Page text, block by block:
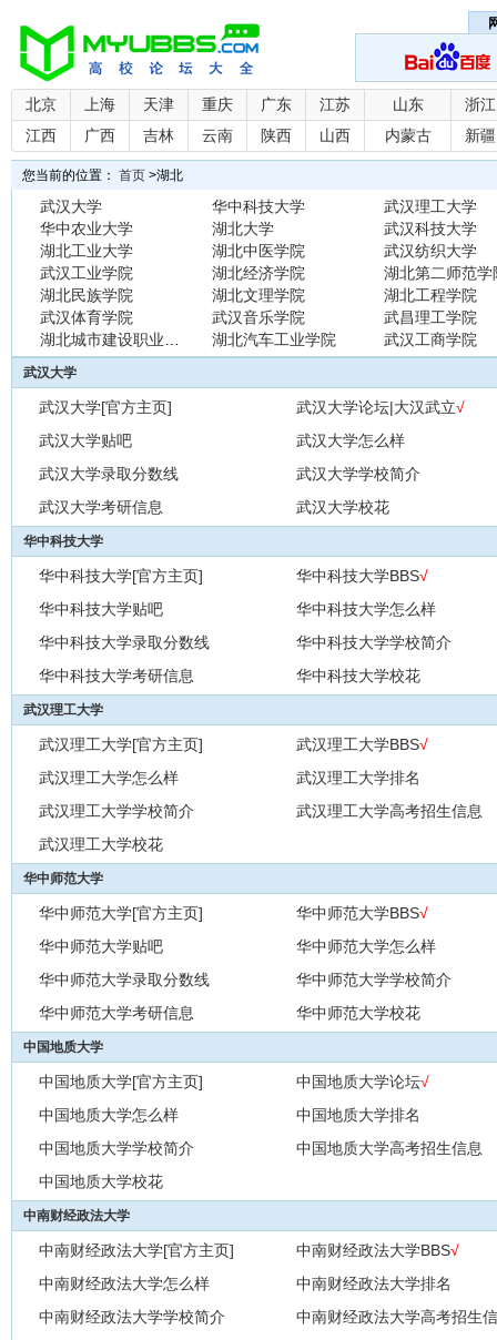
北京 上海 天津 重庆 广东 江苏 山东
浙江
江西
广西 吉林 云南 陕西 山西 内蒙古 新疆
您当前的位置： 首页 >湖北
武汉大学 华中科技大学
武汉理工大学
华中农业大学
湖北大学
武汉科技大学
湖北工业大学
湖北中医学院
武汉纺织大学
武汉工业学院
湖北经济学院
湖北第二师范学
湖北民族学院
湖北文理学院
湖北工程学院
武汉体育学院
武汉音乐学院
武昌理工学院
湖北汽车工业学院 武汉工商学院
武汉大学
武汉大学[官方主页] 武汉大学论坛|大汉武立√
武汉大学贴吧
武汉大学怎么样
武汉大学录取分数线
武汉大学学校简介
武汉大学考研信息
武汉大学校花
华中科技大学
华中科技大学[官方主页] 华中科技大学BBS√
华中科技大学贴吧
华中科技大学怎么样
华中科技大学录取分数线
华中科技大学学校简介
华中科技大学考研信息
华中科技大学校花
武汉理工大学
武汉理工大学[官方主页] 武汉理工大学BBS√
武汉理工大学怎么样
武汉理工大学排名
武汉理工大学学校简介
武汉理工大学高考招生信息
武汉理工大学校花
华中师范大学
华中师范大学[官方主页] 华中师范大学BBS√
华中师范大学贴吧
华中师范大学怎么样
华中师范大学录取分数线
华中师范大学学校简介
华中师范大学考研信息
华中师范大学校花
中国地质大学
中国地质大学[官方主页] 中国地质大学论坛√
中国地质大学怎么样
中国地质大学排名
中国地质大学学校简介
中国地质大学高考招生信息
中国地质大学校花
中南财经政法大学
中南财经政法大学[官方主页] 中南财经政法大学BBS√
中南财经政法大学怎么样
中南财经政法大学排名
中南财经政法大学学校简介
中南财经政法大学高考招生